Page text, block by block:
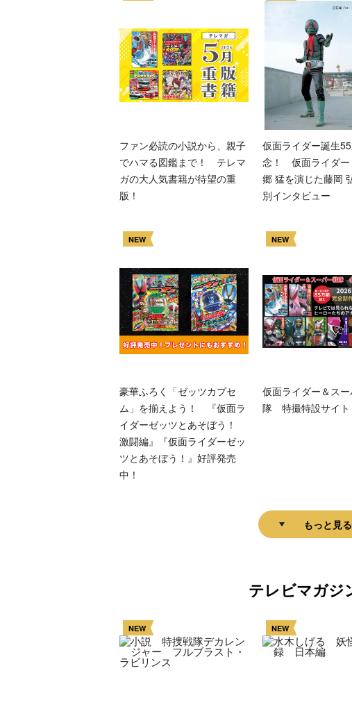
ファン必読の小説から、親子
でハマる図鑑まで！ テレマ
ガの大人気書籍が待望の重
版！
仮面ライダー誕生
念！ 仮面ライダー
郷 猛を演じた藤岡
別インタビュー
NEW
豪華ふろく「ゼッツカプセ
ム」を揃えよう！ 『仮面ラ
イダーゼッツとあそぼう！
激闘編』『仮面ライダーゼッ
ツとあそぼう！』好評発売
中！
NEW
仮面ライダー＆ス
隊 特撮特設サイト
もっと見る
テレビマガジ
NEW NEW